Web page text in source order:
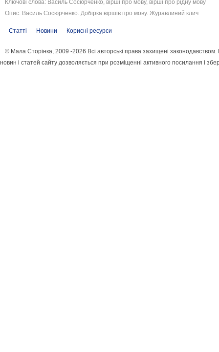
Ключові слова: Василь Сосюрченко, вірші про мову, вірші про рідну мову
Опис: Василь Сосюрченко. Добірка віршів про мову. Журавлиний клич
Статті Новини Корисні ресурси
© Мала Сторінка, 2009 -2026 Всі авторські права захищені
новин і статей сайту дозволяється при розміщенні активного посилання і